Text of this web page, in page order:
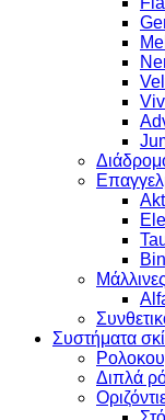
Συστήματα
Διπλά